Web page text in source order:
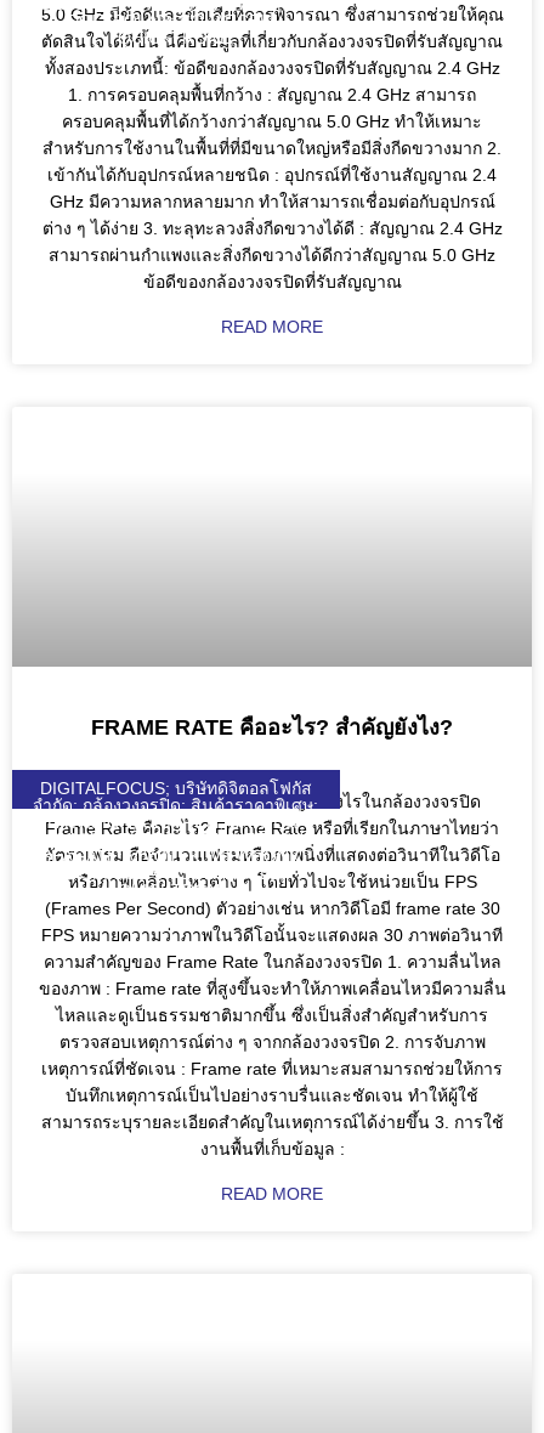
SEAGATE; VIVOTEK; VIEWSONIC;
DGF; SOLAR; SOLARCELL;
QUICKTRONL;
5.0 GHz มีข้อดีและข้อเสียที่ควรพิจารณา ซึ่งสามารถช่วยให้คุณ
ตัดสินใจได้ดีขึ้น นี่คือข้อมูลที่เกี่ยวกับกล้องวงจรปิดที่รับสัญญาณ
ทั้งสองประเภทนี้: ข้อดีของกล้องวงจรปิดที่รับสัญญาณ 2.4 GHz
1. การครอบคลุมพื้นที่กว้าง : สัญญาณ 2.4 GHz สามารถ
ครอบคลุมพื้นที่ได้กว้างกว่าสัญญาณ 5.0 GHz ทำให้เหมาะ
สำหรับการใช้งานในพื้นที่ที่มีขนาดใหญ่หรือมีสิ่งกีดขวางมาก 2.
เข้ากันได้กับอุปกรณ์หลายชนิด : อุปกรณ์ที่ใช้งานสัญญาณ 2.4
GHz มีความหลากหลายมาก ทำให้สามารถเชื่อมต่อกับอุปกรณ์
ต่าง ๆ ได้ง่าย 3. ทะลุทะลวงสิ่งกีดขวางได้ดี : สัญญาณ 2.4 GHz
สามารถผ่านกำแพงและสิ่งกีดขวางได้ดีกว่าสัญญาณ 5.0 GHz
ข้อดีของกล้องวงจรปิดที่รับสัญญาณ
READ MORE
DIGITALFOCUS; บริษัทดิจิตอลโฟกัส
จำกัด; กล้องวงจรปิด; สินค้าราคาพิเศษ;
HIKVISION; UNIARCH; UNIVIEW;
WULIAN; ZKTECO; DJI; KEENON;
SEAGATE; VIVOTEK; VIEWSONIC;
DGF; SOLAR; SOLARCELL;
QUICKTRONL;
FRAME RATE คืออะไร? สำคัญยังไง?
Frame Rate คืออะไร และสำคัญอย่างไรในกล้องวงจรปิด
Frame Rate คืออะไร? Frame Rate หรือที่เรียกในภาษาไทยว่า
อัตราเฟรม คือจำนวนเฟรมหรือภาพนิ่งที่แสดงต่อวินาทีในวิดีโอ
หรือภาพเคลื่อนไหวต่าง ๆ โดยทั่วไปจะใช้หน่วยเป็น FPS
(Frames Per Second) ตัวอย่างเช่น หากวิดีโอมี frame rate 30
FPS หมายความว่าภาพในวิดีโอนั้นจะแสดงผล 30 ภาพต่อวินาที
ความสำคัญของ Frame Rate ในกล้องวงจรปิด 1. ความลื่นไหล
ของภาพ : Frame rate ที่สูงขึ้นจะทำให้ภาพเคลื่อนไหวมีความลื่น
ไหลและดูเป็นธรรมชาติมากขึ้น ซึ่งเป็นสิ่งสำคัญสำหรับการ
ตรวจสอบเหตุการณ์ต่าง ๆ จากกล้องวงจรปิด 2. การจับภาพ
เหตุการณ์ที่ชัดเจน : Frame rate ที่เหมาะสมสามารถช่วยให้การ
บันทึกเหตุการณ์เป็นไปอย่างราบรื่นและชัดเจน ทำให้ผู้ใช้
สามารถระบุรายละเอียดสำคัญในเหตุการณ์ได้ง่ายขึ้น 3. การใช้
งานพื้นที่เก็บข้อมูล :
READ MORE